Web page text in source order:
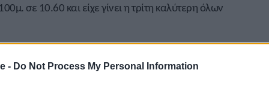
- Do Not Process My Personal Information
σε 10.60 και είχε γίνει η τρίτη καλύτερη όλων
και το 2012, έτρεξε 10.60 στα 34 της χρόνια,
αγώνισμα. Στην Ολυμπιάδα του Τόκιο ήταν